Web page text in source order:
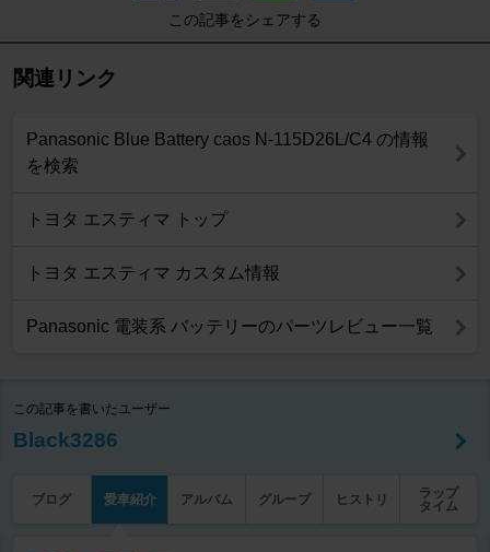
この記事をシェアする
関連リンク
Panasonic Blue Battery caos N-115D26L/C4 の情報
を検索
トヨタ エスティマ トップ
トヨタ エスティマ カスタム情報
Panasonic 電装系 バッテリーのパーツレビュー一覧
この記事を書いたユーザー
Black3286
ブログ 愛車紹介 アルバム グループ ヒストリ
ラップ
タイム